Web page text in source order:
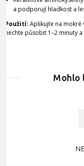
a podporují hladkost a
Použití: Aplikujte na mokré
nechte působit 1–2 minuty
Mohlo